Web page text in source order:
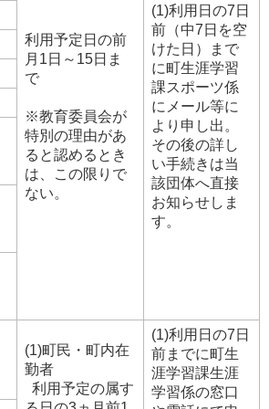
利用予定日の前
月1日～15日ま
で
※教育委員会が
特別の理由があ
ると認めるとき
は、この限りで
ない。
(1)利用日の7日
前（中7日を空
けた日）まで
に町生涯学習
課スポーツ係
にメール等に
より申し出。
その後の詳し
い手続きは当
該団体へ直接
お知らせしま
す。
(1)町民・町内在
勤者
利用予定の属す
(1)利用日の7日
前までに町生
涯学習課生涯
学習係の窓口